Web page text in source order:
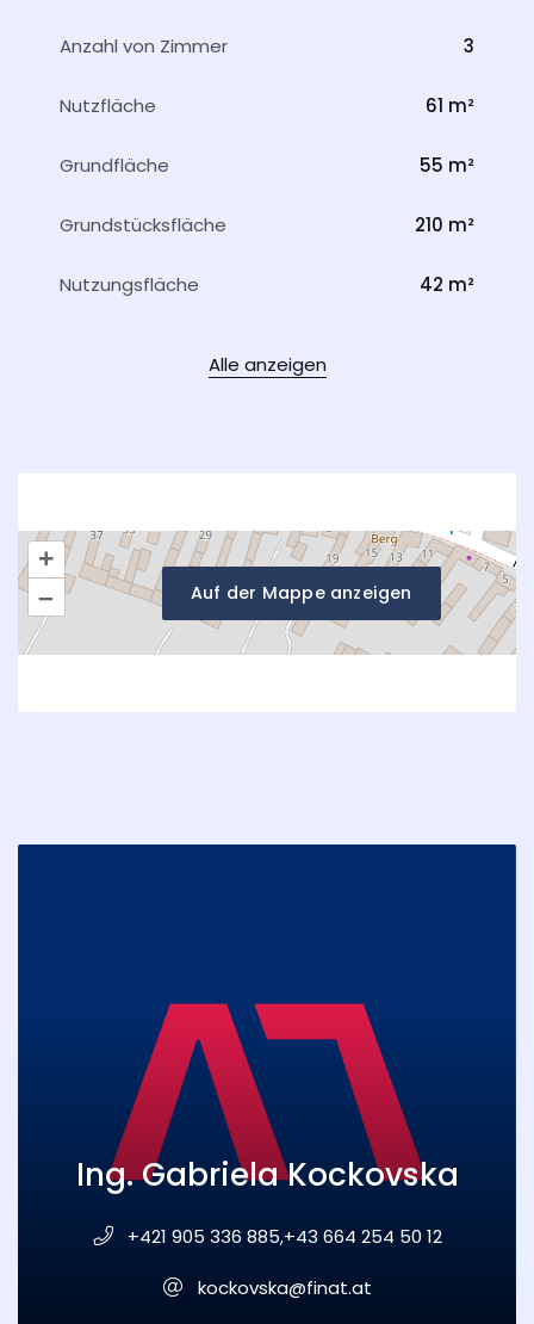
Anzahl von Zimmer 3
Nutzfläche 61 m²
Grundfläche 55 m²
Grundstücksfläche 210 m²
Nutzungsfläche 42 m²
Alle anzeigen
Auf der Mappe anzeigen
+
–
Ing. Gabriela Kockovska
+421 905 336 885,+43 664 254 50 12
kockovska@finat.at